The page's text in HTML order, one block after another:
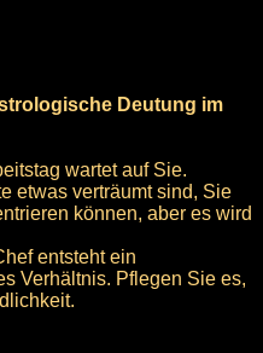
Deutung im
wartet auf Sie.
etwas verträumt sind, Sie
können, aber es wird
entsteht ein
Verhältnis. Pflegen Sie es,